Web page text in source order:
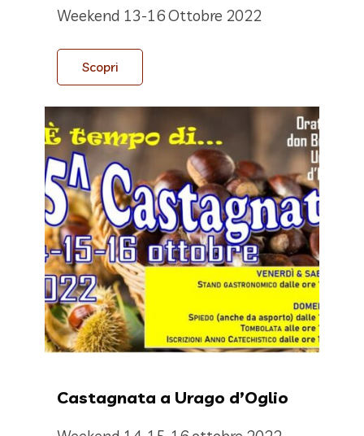
Weekend 13-16 Ottobre 2022
Scopri
Castagnata a Urago d’Oglio